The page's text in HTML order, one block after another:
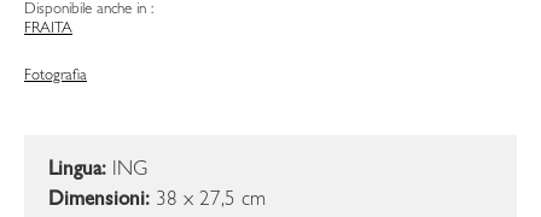
Disponibile anche in :
FRAITA
Fotografia
Lingua: ING
Dimensioni: 38 x 27,5 cm